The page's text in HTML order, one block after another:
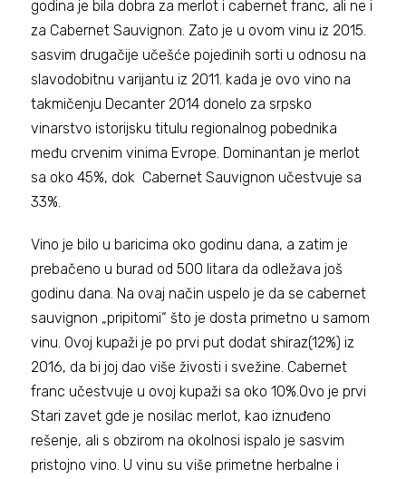
godina je bila dobra za merlot i cabernet franc, ali ne i
za Cabernet Sauvignon. Zato je u ovom vinu iz 2015.
sasvim drugačije učešće pojedinih sorti u odnosu na
slavodobitnu varijantu iz 2011. kada je ovo vino na
takmičenju Decanter 2014 donelo za srpsko
vinarstvo istorijsku titulu regionalnog pobednika
među crvenim vinima Evrope. Dominantan je merlot
sa oko 45%, dok Cabernet Sauvignon učestvuje sa
33%.
Vino je bilo u baricima oko godinu dana, a zatim je
prebačeno u burad od 500 litara da odležava još
godinu dana. Na ovaj način uspelo je da se cabernet
sauvignon „pripitomi“ što je dosta primetno u samom
vinu. Ovoj kupaži je po prvi put dodat shiraz(12%) iz
2016, da bi joj dao više živosti i svežine. Cabernet
franc učestvuje u ovoj kupaži sa oko 10%.Ovo je prvi
Stari zavet gde je nosilac merlot, kao iznuđeno
rešenje, ali s obzirom na okolnosi ispalo je sasvim
pristojno vino. U vinu su više primetne herbalne i